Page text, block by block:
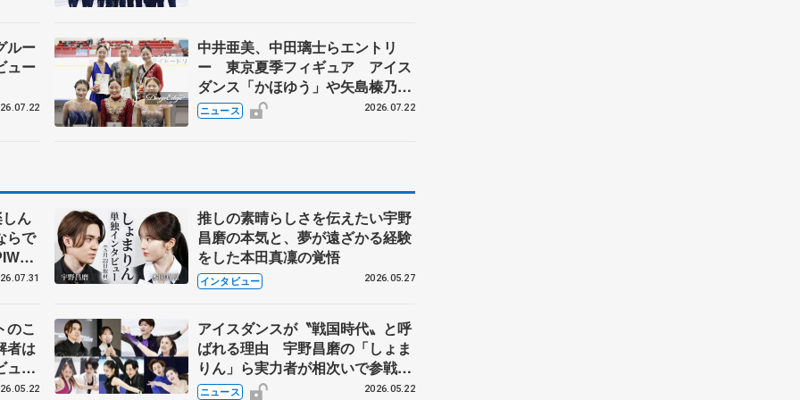
らコーチも
ルー
ュー
中井亜美、中田璃士らエントリ
ー 東京夏季フィギュア アイス
ダンス「かほゆう」や矢島榛乃、
北村凌大組も
ニュース 2026.07.22
ん
らで
前
推しの素晴らしさを伝えたい宇野
昌磨の本気と、夢が遠ざかる経験
をした本田真凜の覚悟
インタビュー 2026.05.27
のこ
者は
ュー
人、
アイスダンスが〝戦国時代〟と呼
ばれる理由 宇野昌磨の「しょま
りん」ら実力者が相次いで参戦
国内の競争激化
ニュース 2026.05.22